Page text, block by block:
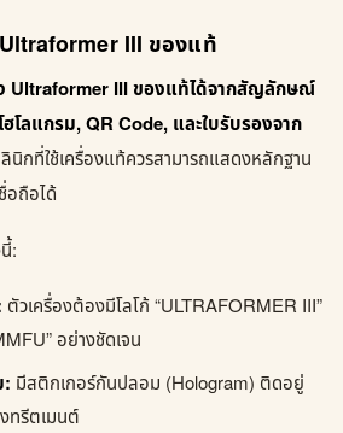
III ของแท้
Ultraformer III ของแท้ได้จากสัญลักษณ์
โลแกรม, QR Code, และใบรับรองจาก
นิกที่ใช้เครื่องแท้ควรสามารถแสดงหลักฐาน
อถือได้
:
ตัวเครื่องต้องมีโลโก้ “ULTRAFORMER III”
อย่างชัดเจน
: มีสติกเกอร์กันปลอม (Hologram) ติดอยู่
ทรีตเมนต์